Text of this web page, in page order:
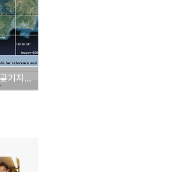
천안함 침몰전후, 사곶기지 잠수정 기동 확인